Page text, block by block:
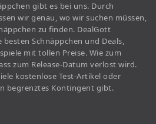
gibt es bei uns. Durch
wir genau, wo wir suchen müssen,
zu finden. DealGott
Schnäppchen und Deals,
mit tollen Preise. Wie zum
zum Release-Datum verlost wird.
kostenlose Test-Artikel oder
begrenztes Kontingent gibt.